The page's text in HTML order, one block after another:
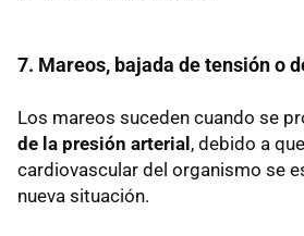
7. Mareos, bajada de tensión o
Los mareos suceden cuando se
de la presión arterial , debido a
cardiovascular del organismo se
nueva situación.